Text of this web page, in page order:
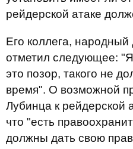
рейдерской атаке
Его коллега,
отметил следующее:
это позор, такого не
время". О возможной
Лубинца к рейдерской
что "есть
должны дать свою